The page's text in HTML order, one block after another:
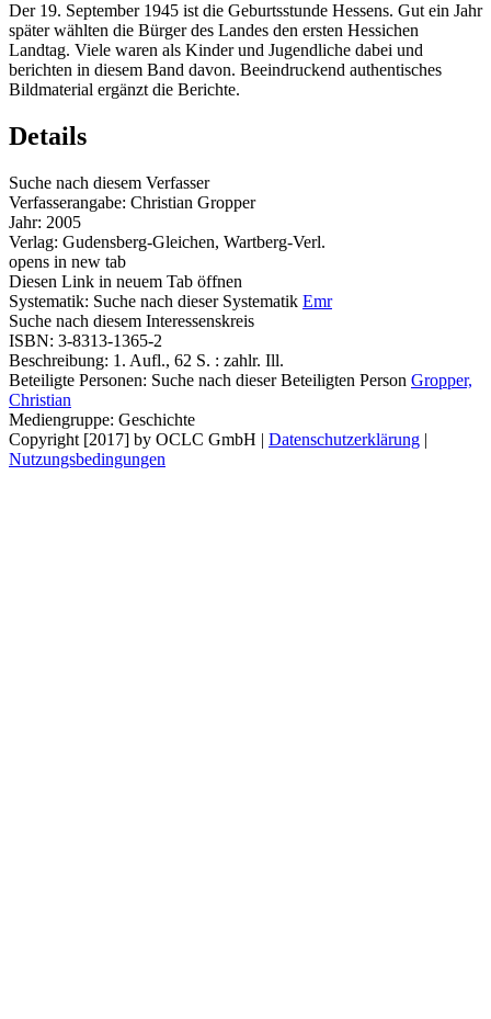
Der 19. September 1945 ist die Geburtsstunde Hessens. Gut ein Jahr
später wählten die Bürger des Landes den ersten Hessichen
Landtag. Viele waren als Kinder und Jugendliche dabei und
berichten in diesem Band davon. Beeindruckend authentisches
Bildmaterial ergänzt die Berichte.
Details
Suche nach diesem Verfasser
Verfasserangabe: Christian Gropper
Jahr: 2005
Verlag: Gudensberg-Gleichen, Wartberg-Verl.
opens in new tab
Diesen Link in neuem Tab öffnen
Systematik: Suche nach dieser Systematik Emr
Suche nach diesem Interessenskreis
ISBN: 3-8313-1365-2
Beschreibung: 1. Aufl., 62 S. : zahlr. Ill.
Beteiligte Personen: Suche nach dieser Beteiligten Person Gropper,
Christian
Mediengruppe: Geschichte
Copyright [2017] by OCLC GmbH | Datenschutzerklärung |
Nutzungsbedingungen